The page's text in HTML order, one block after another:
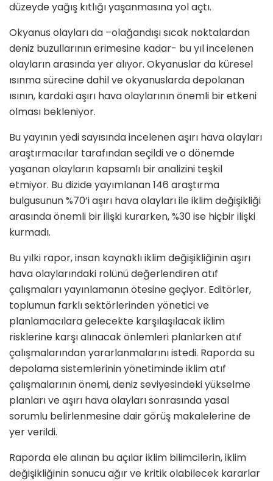
düzeyde yağış kıtlığı yaşanmasına yol açtı.
Okyanus olayları da –olağandışı sıcak noktalardan
deniz buzullarının erimesine kadar- bu yıl incelenen
olayların arasında yer alıyor. Okyanuslar da küresel
ısınma sürecine dahil ve okyanuslarda depolanan
ısının, kardaki aşırı hava olaylarının önemli bir etkeni
olması bekleniyor.
Bu yayının yedi sayısında incelenen aşırı hava olayları
araştırmacılar tarafından seçildi ve o dönemde
yaşanan olayların kapsamlı bir analizini teşkil
etmiyor. Bu dizide yayımlanan 146 araştırma
bulgusunun %70’i aşırı hava olayları ile iklim değişikliği
arasında önemli bir ilişki kurarken, %30 ise hiçbir ilişki
kurmadı.
Bu yılki rapor, insan kaynaklı iklim değişikliğinin aşırı
hava olaylarındaki rolünü değerlendiren atıf
çalışmaları yayınlamanın ötesine geçiyor. Editörler,
toplumun farklı sektörlerinden yönetici ve
planlamacılara gelecekte karşılaşılacak iklim
risklerine karşı alınacak önlemleri planlarken atıf
çalışmalarından yararlanmalarını istedi. Raporda su
depolama sistemlerinin yönetiminde iklim atıf
çalışmalarının önemi, deniz seviyesindeki yükselme
planları ve aşırı hava olayları sonrasında yasal
sorumlu belirlenmesine dair görüş makalelerine de
yer verildi.
Raporda ele alınan bu açılar iklim bilimcilerin, iklim
değişikliğinin sonucu ağır ve kritik olabilecek kararlar